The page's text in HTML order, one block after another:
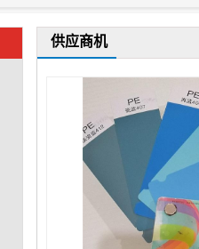
供应商机